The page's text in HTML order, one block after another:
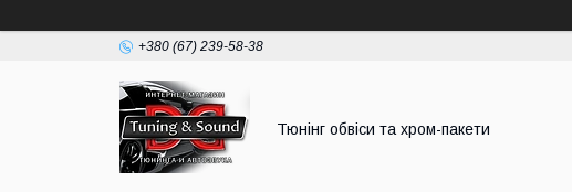
+380 (67) 239-58-38
Тюнінг обвіси та хром-пакети